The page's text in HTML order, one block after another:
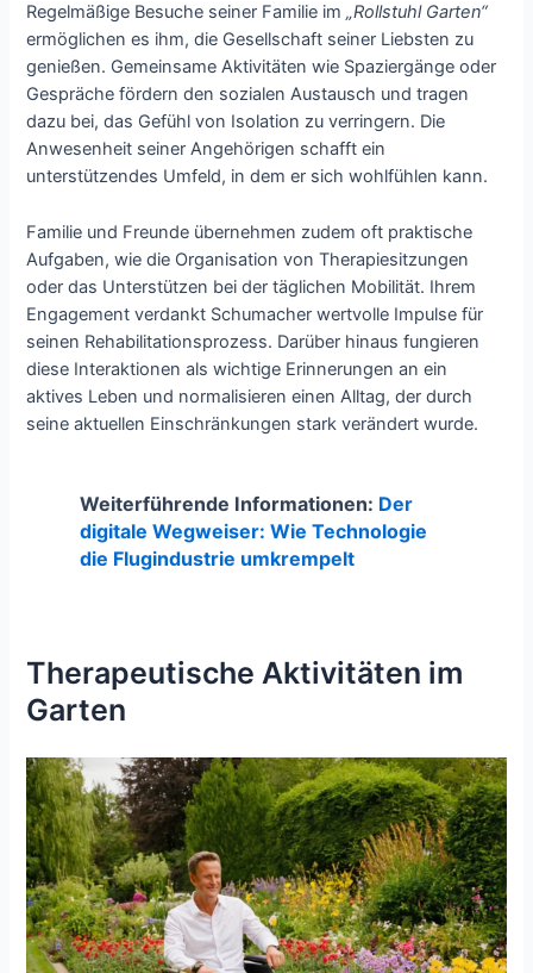
Regelmäßige Besuche seiner Familie im„Rollstuhl Garten“
ermöglichen es ihm, die Gesellschaft seiner Liebsten zu
genießen. Gemeinsame Aktivitäten wie Spaziergänge oder
Gespräche fördern den sozialen Austausch und tragen
dazu bei, das Gefühl von Isolation zu verringern. Die
Anwesenheit seiner Angehörigen schafft ein
unterstützendes Umfeld, in dem er sich wohlfühlen kann.
Familie und Freunde übernehmen zudem oft praktische
Aufgaben, wie die Organisation von Therapiesitzungen
oder das Unterstützen bei der täglichen Mobilität. Ihrem
Engagement verdankt Schumacher wertvolle Impulse für
seinen Rehabilitationsprozess. Darüber hinaus fungieren
diese Interaktionen als wichtige Erinnerungen an ein
aktives Leben und normalisieren einen Alltag, der durch
seine aktuellen Einschränkungen stark verändert wurde.
Weiterführende Informationen: Der
digitale Wegweiser: Wie Technologie
die Flugindustrie umkrempelt
Therapeutische Aktivitäten im
Garten